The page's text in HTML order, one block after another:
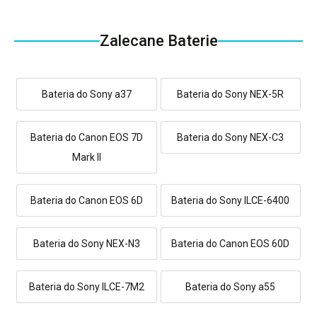
Zalecane Baterie
Bateria do Sony a37 Bateria do Sony NEX-5R
Bateria do Canon EOS 7D
Mark II
Bateria do Sony NEX-C3
Bateria do Canon EOS 6D Bateria do Sony ILCE-6400
Bateria do Sony NEX-N3 Bateria do Canon EOS 60D
Bateria do Sony ILCE-7M2 Bateria do Sony a55